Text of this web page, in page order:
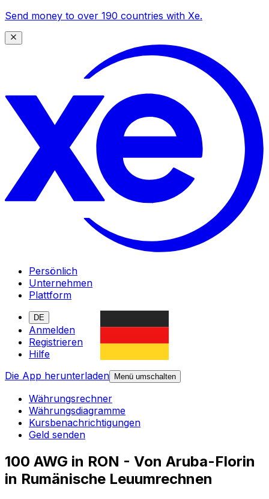
Send money to over 190 countries with Xe.
Persönlich
Unternehmen
Plattform
DE
Anmelden
Registrieren
Hilfe
Die App herunterladen
Menü umschalten
Währungsrechner
Währungsdiagramme
Kursbenachrichtigungen
Geld senden
100 AWG in RON - Von Aruba-Florin
in Rumänische Leuumrechnen